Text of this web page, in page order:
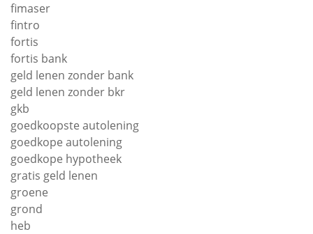
fimaser
fintro
fortis
fortis bank
geld lenen zonder bank
geld lenen zonder bkr
gkb
goedkoopste autolening
goedkope autolening
goedkope hypotheek
gratis geld lenen
groene
grond
heb